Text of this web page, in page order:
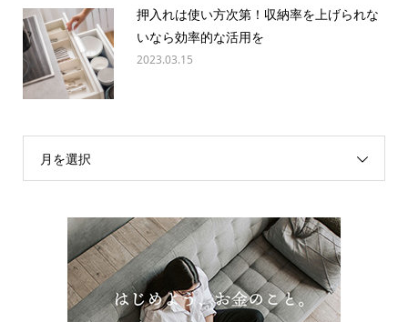
押入れは使い方次第！収納率を上げられな
いなら効率的な活用を
2023.03.15
月を選択